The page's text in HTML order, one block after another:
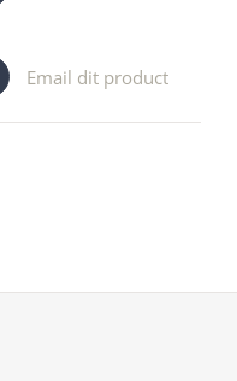
Email dit product